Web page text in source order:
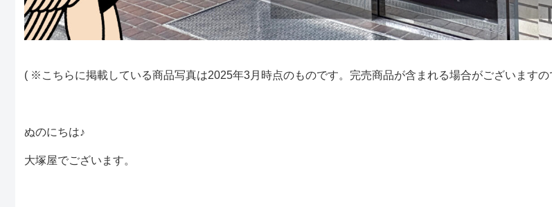
( ※こちらに掲載している商品写真は2025年3月時点のものです。完売商品が含まれる場合がございます
ぬのにちは♪
大塚屋でございます。